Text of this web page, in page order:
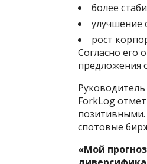
более
улучшение
рост
Согласно его
предложения
ForkLog
позитивными.
спотовые
«Мой